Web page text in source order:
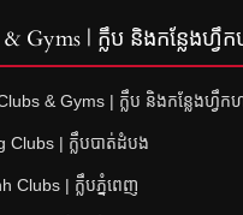
Gyms | ក្លឹប និងកន្លែងហ្វឹ
& Gyms | ក្លឹប និងកន្លែងហ្វឹកហ
Clubs | ក្លឹបបាត់ដំបង
Clubs | ក្លឹបភ្នំពេញ